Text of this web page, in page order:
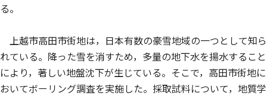
る。
上越市高田市街地は，日本有数の豪雪地域の一つとして知ら
れている。降った雪を消すため，多量の地下水を揚水すること
により，著しい地盤沈下が生じている。そこで，高田市街地に
おいてボーリング調査を実施した。採取試料について，地質学